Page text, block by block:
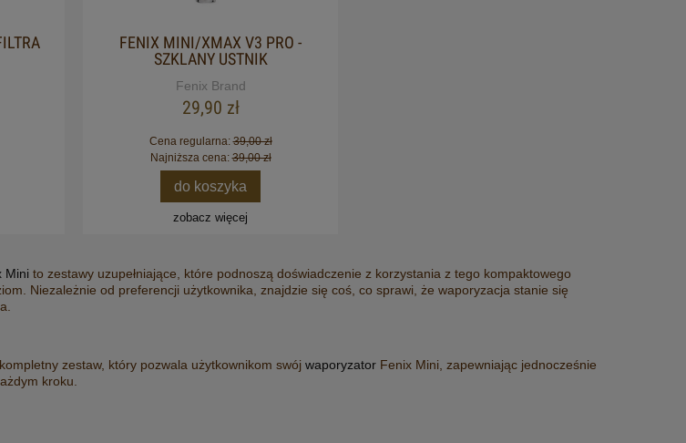
FENIX MINI/XMAX V3 PRO -
SZKLANY USTNIK
Fenix Brand
29,90 zł
Cena regularna:39,00 zł
Najniższa cena:39,00 zł
do koszyka
zobacz więcej
Mini to zestawy uzupełniające, które podnoszą doświadczenie z korzystania z tego kompaktowego
Niezależnie od preferencji użytkownika, znajdzie się coś, co sprawi, że waporyzacja stanie się
zestaw, który pozwala użytkownikom swój waporyzator Fenix Mini, zapewniając jednocześnie
kroku.